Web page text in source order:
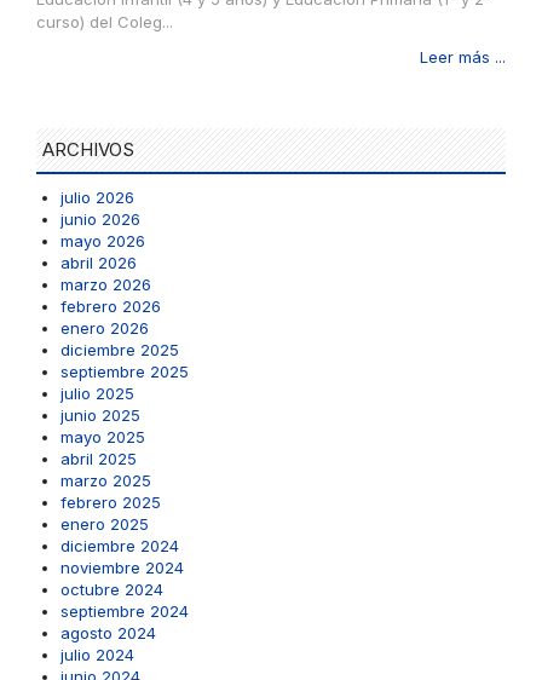
curso) del Coleg...
Leer más ...
ARCHIVOS
julio 2026
junio 2026
mayo 2026
abril 2026
marzo 2026
febrero 2026
enero 2026
diciembre 2025
septiembre 2025
julio 2025
junio 2025
mayo 2025
abril 2025
marzo 2025
febrero 2025
enero 2025
diciembre 2024
noviembre 2024
octubre 2024
septiembre 2024
agosto 2024
julio 2024